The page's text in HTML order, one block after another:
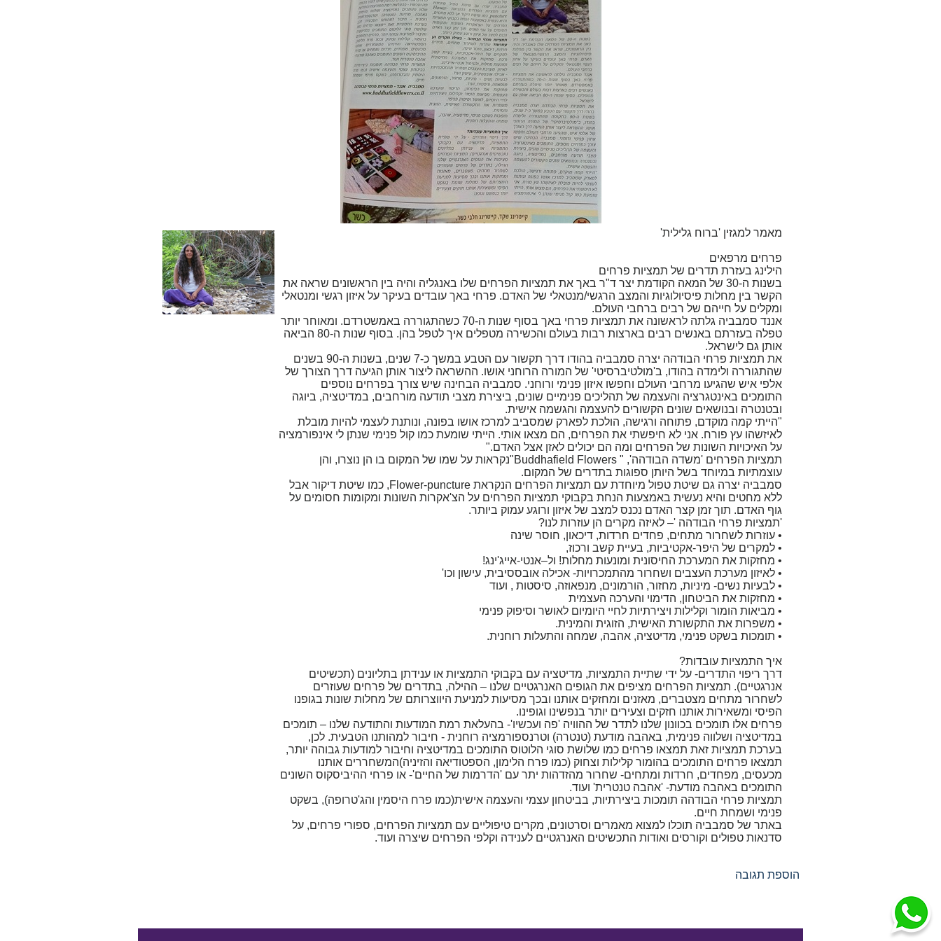
מאמר למגזין 'ברוח גלילית'
פרחים מרפאים
הילינג בעזרת תדרים של תמציות פרחים
בשנות ה-30 של המאה הקודמת יצר ד"ר באך את תמציות הפרחים שלו באנגליה והיה בין הראשונים שראה את
הקשר בין מחלות פיסיולוגיות והמצב הרגשי/מנטאלי של האדם. פרחי באך עובדים בעיקר על איזון רגשי ומנטאלי
ומקלים על חייהם של רבים ברחבי העולם.
אננד סמבביה גלתה לראשונה את תמציות פרחי באך בסוף שנות ה-70 כשהתגוררה באמשטרדם. ומאוחר יותר
טפלה בעזרתם באנשים רבים בארצות רבות בעולם והכשירה מטפלים איך לטפל בהן. בסוף שנות ה-80 הביאה
אותן גם לישראל.
את תמציות פרחי הבודהה יצרה סמבביה בהודו דרך תקשור עם הטבע במשך כ-7 שנים, בשנות ה-90 בשנים
שהתגוררה ולימדה בהודו, ב'מולטיברסיטי' של המורה הרוחני אושו. ההשראה ליצור אותן הגיעה דרך הצורך של
אלפי איש שהגיעו מרחבי העולם וחפשו איזון פנימי ורוחני. סמבביה הבחינה שיש צורך בפרחים נוספים
התומכים באינטגרציה והעצמה של תהליכים פנימיים שונים, ביצירת מצבי תודעה מורחבים, במדיטציה, ביוגה
ובטנטרה ובנושאים שונים הקשורים להעצמה והגשמה אישית.
"הייתי קמה מוקדם, פתוחה ורגישה, הולכת לפארק שמסביב למרכז אושו בפונה, ונותנת לעצמי להיות מובלת
לאיזשהו עץ פורח. אני לא חיפשתי את הפרחים, הם מצאו אותי. הייתי שומעת כמו קול פנימי שנתן לי אינפורמציה
על האיכויות השונות של הפרחים ומה הם יכולים לאזן אצל האדם."
תמציות הפרחים 'משדה הבודהה', " Buddhafield Flowers"נקראות על שמו של המקום בו הן נוצרו, והן
עוצמתיות במיוחד בשל היותן ספוגות בתדרים של המקום.
סמבביה יצרה גם שיטת טפול מיוחדת עם תמציות הפרחים הנקראת Flower-puncture, כמו שיטת דיקור אבל
ללא מחטים והיא נעשית באמצעות הנחת בקבוקי תמציות הפרחים על הצ'אקרות השונות ומקומות חסומים על
גוף האדם. תוך זמן קצר האדם נכנס למצב של איזון ורוגע עמוק ביותר.
'תמציות פרחי הבודהה '– לאיזה מקרים הן עוזרות לנו?
• עוזרות לשחרור מתחים, פחדים חרדות, דיכאון, חוסר שינה
• למקרים של היפר-אקטיביות, בעיית קשב ורכוז,
• מחזקות את המערכת החיסונית ומונעות מחלות! ול–אנטי-אייג'ינג!
• לאיזון מערכת העצבים ושחרור מהתמכרויות- אכילה אובססיבית, עישון וכו'
• לבעיות נשים- מיניות, מחזור, הורמונים, מנפאוזה, סיסטות , ועוד
• מחזקות את הביטחון, הדימוי והערכה העצמית
• מביאות הומור וקלילות ויצירתיות לחיי היומיום לאושר וסיפוק פנימי
• משפרות את התקשורת האישית, הזוגית והמינית.
• תומכות בשקט פנימי, מדיטציה, אהבה, שמחה והתעלות רוחנית.
איך התמציות עובדות?
דרך ריפוי התדרים- על ידי שתיית התמציות, מדיטציה עם בקבוקי התמציות או ענידתן בתליונים (תכשיטים
אנרגטיים). תמציות הפרחים מציפים את הגופים האנרגטיים שלנו – ההילה, בתדרים של פרחים שעוזרים
לשחרור מתחים מצטברים, מאזנים ומחזקים אותנו ובכך מסיעות למניעת היווצרותם של מחלות שונות בגופנו
הפיסי ומשאירות אותנו חזקים וצעירים יותר בנפשינו וגופינו.
פרחים אלו תומכים בכוונון שלנו לתדר של ההוויה 'פה ועכשיו'- בהעלאת רמת המודעות והתודעה שלנו – תומכים
במדיטציה ושלווה פנימית, באהבה מודעת (טנטרה) וטרנספורמציה רוחנית - חיבור למהותנו הטבעית. לכן,
בערכת תמציות זאת תמצאו פרחים כמו שלושת סוגי הלוטוס התומכים במדיטציה וחיבור למודעות גבוהה יותר,
תמצאו פרחים התומכים בהומור קלילות וצחוק (כמו פרח הלימון, הספטודיאה והזיניה)המשחררים אותנו
מכעסים, מפחדים, חרדות ומתחים- שחרור מהזדהות יתר עם 'הדרמות של החיים'- או פרחי ההיביסקוס השונים
התומכים באהבה מודעת- 'אהבה טנטרית' ועוד.
תמציות פרחי הבודהה תומכות ביצירתיות, בביטחון עצמי והעצמה אישית(כמו פרח היסמין והג'טרופה), בשקט
פנימי ושמחת חיים.
באתר של סמבביה תוכלו למצוא מאמרים וסרטונים, מקרים טיפוליים עם תמציות הפרחים, ספורי פרחים, על
סדנאות טפולים וקורסים ואודות התכשיטים האנרגטיים לענידה וקלפי הפרחים שיצרה ועוד.
הוספת תגובה